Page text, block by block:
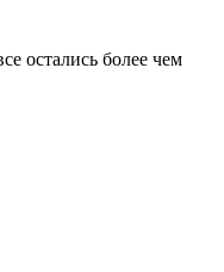
остались более чем